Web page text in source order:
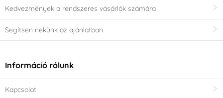
Kedvezmények a rendszeres vásárlók számára
Segítsen nekünk az ajánlatban
Információ rólunk
Kapcsolat